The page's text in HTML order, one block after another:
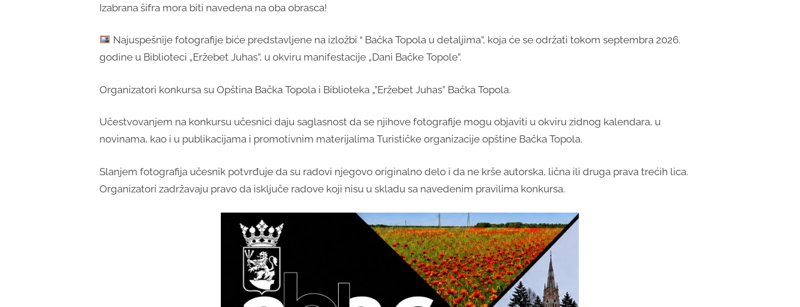
Izabrana šifra mora biti navedena na oba obrasca!
Najuspešnije fotografije biće predstavljene na izložbi “ Bačka Topola u detaljima”, koja će se održati tokom septembra 2026.
godine u Biblioteci „Eržebet Juhas”, u okviru manifestacije „Dani Bačke Topole”.
Organizatori konkursa su Opština Bačka Topola i Biblioteka „”Eržebet Juhas” Bačka Topola.
Učestvovanjem na konkursu učesnici daju saglasnost da se njihove fotografije mogu objaviti u okviru zidnog kalendara, u
novinama, kao i u publikacijama i promotivnim materijalima Turističke organizacije opštine Bačka Topola.
Slanjem fotografija učesnik potvrđuje da su radovi njegovo originalno delo i da ne krše autorska, lična ili druga prava trećih lica.
Organizatori zadržavaju pravo da isključe radove koji nisu u skladu sa navedenim pravilima konkursa.